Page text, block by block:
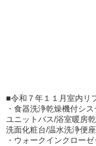
■令和７年１１月室内リ
・食器洗浄乾燥機付シ
ユニットバス/浴室暖房
洗面化粧台/温水洗浄便
・ウォークインクロー